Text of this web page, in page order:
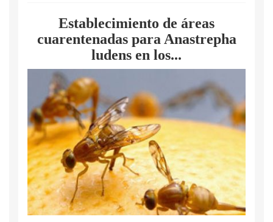
Establecimiento de áreas
cuarentenadas para Anastrepha
ludens en los...